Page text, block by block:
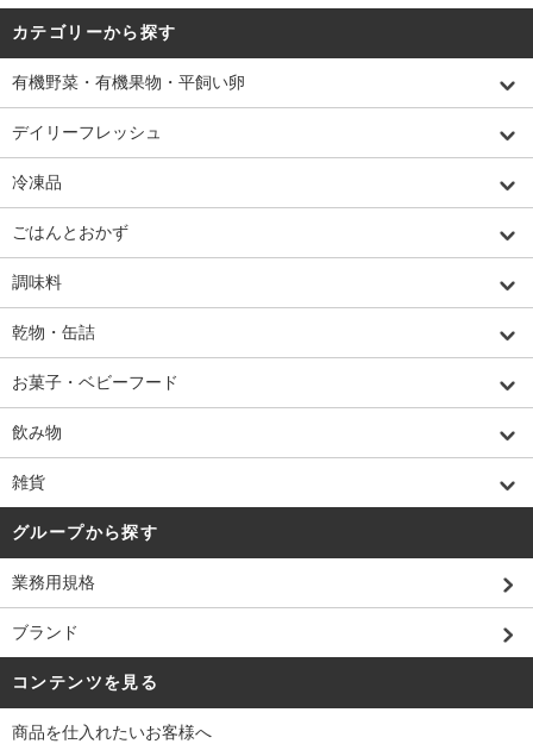
カテゴリーから探す
有機野菜・有機果物・平飼い卵
デイリーフレッシュ
冷凍品
ごはんとおかず
調味料
乾物・缶詰
お菓子・ベビーフード
飲み物
雑貨
グループから探す
業務用規格
ブランド
コンテンツを見る
商品を仕入れたいお客様へ